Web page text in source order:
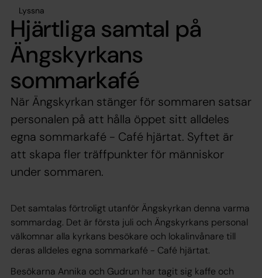
Lyssna
Hjärtliga samtal på
Ängskyrkans
sommarkafé
När Ängskyrkan stänger för sommaren satsar
personalen på att hålla öppet sitt alldeles
egna sommarkafé - Café hjärtat. Syftet är
att skapa fler träffpunkter för människor
under sommaren.
Det samtalas förtroligt utanför Ängskyrkan denna varma
sommardag. Det är första juli och Ängskyrkans personal
välkomnar alla kyrkans besökare och lokalinvånare till
deras alldeles egna sommarkafé - Café hjärtat.
Besökarna Annika och Gudrun har tagit sig kaffe och